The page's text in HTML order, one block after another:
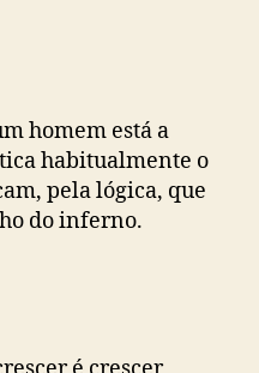
homem está a
habitualmente o
pela lógica, que
do inferno.